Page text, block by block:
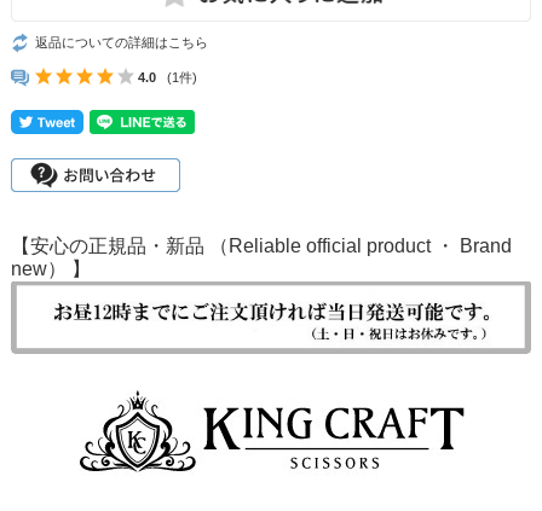
返品についての詳細はこちら
4.0 (1件)
【安心の正規品・新品 （Reliable official product ・ Brand
new） 】